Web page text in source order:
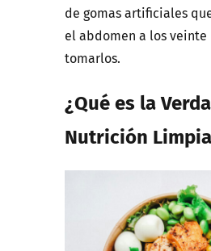
de gomas artificiales
el abdomen a los veinte
tomarlos.
¿Qué es la
Nutrición